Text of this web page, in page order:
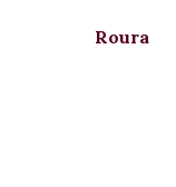
Roura